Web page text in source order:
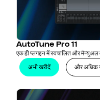
AutoTune Pro 11
एक ही प्लगइन में स्वचालित और
अभी खरीदें
और अधिक